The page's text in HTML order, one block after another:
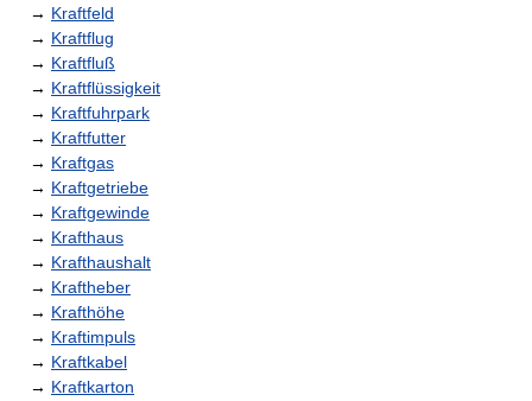
→ Kraftfeld
→ Kraftflug
→ Kraftfluß
→ Kraftflüssigkeit
→ Kraftfuhrpark
→ Kraftfutter
→ Kraftgas
→ Kraftgetriebe
→ Kraftgewinde
→ Krafthaus
→ Krafthaushalt
→ Kraftheber
→ Krafthöhe
→ Kraftimpuls
→ Kraftkabel
→ Kraftkarton